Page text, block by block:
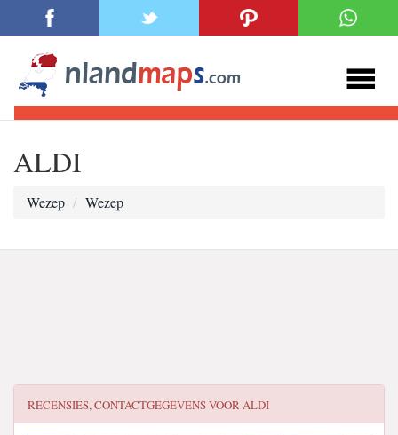
ALDI
Wezep Wezep
RECENSIES, CONTACTGEGEVENS VOORALDI